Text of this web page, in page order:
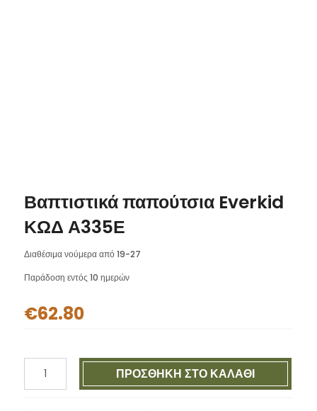
Βαπτιστικά παπούτσια Everkid
ΚΩΔ Α335Ε
Διαθέσιμα νούμερα από 19-27
Παράδοση εντός 10 ημερών
€62.80
παπούτσια
ΠΡΟΣΘΉΚΗ ΣΤΟ ΚΑΛΆΘΙ